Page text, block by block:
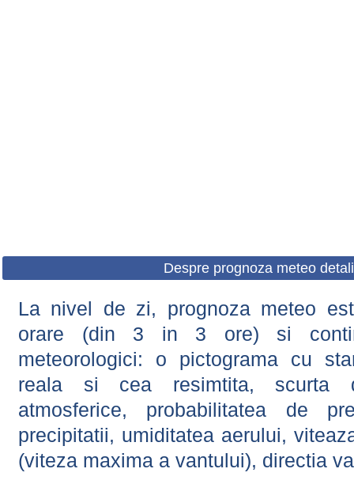
Despre prognoza meteo
La nivel de zi, prognoza meteo
orare (din 3 in 3 ore) si
meteorologici: o pictograma cu
reala si cea resimtita, scurta
atmosferice, probabilitatea de
precipitatii, umiditatea aerului,
(viteza maxima a vantului), directia